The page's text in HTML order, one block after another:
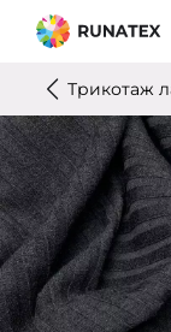
Трикотаж